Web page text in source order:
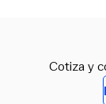
Cotiza y